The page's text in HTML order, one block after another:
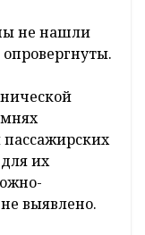
не нашли
пассажирских
их
выявлено.